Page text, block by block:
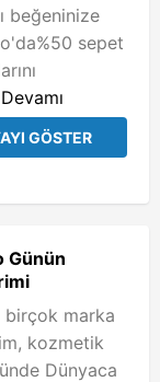
beğeninize
sepet
Devamı
GÖSTER
Günün
birçok marka
kozmetik
Dünyaca